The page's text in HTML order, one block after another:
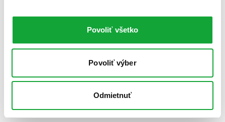
Povoliť všetko
Povoliť výber
Odmietnuť